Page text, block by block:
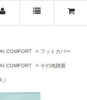
COMFORT フットカバー
COMFORT その他雑貨
）